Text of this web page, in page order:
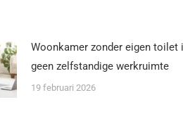
Woonkamer zonder eigen toilet
geen zelfstandige werkruimte
19 februari 2026